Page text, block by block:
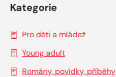
Kategorie
Pro děti a mládež
Young adult
Romány, povídky, příběhy